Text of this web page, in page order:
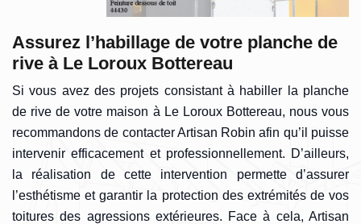
Assurez l’habillage de votre planche de
rive à Le Loroux Bottereau
Si vous avez des projets consistant à habiller la planche
de rive de votre maison à Le Loroux Bottereau, nous vous
recommandons de contacter Artisan Robin afin qu’il puisse
intervenir efficacement et professionnellement. D’ailleurs,
la réalisation de cette intervention permette d’assurer
l’esthétisme et garantir la protection des extrémités de vos
toitures des agressions extérieures. Face à cela, Artisan